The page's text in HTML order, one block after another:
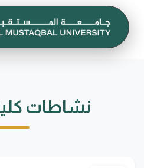
نشاطات